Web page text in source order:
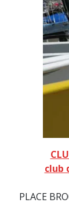
club
PLACE